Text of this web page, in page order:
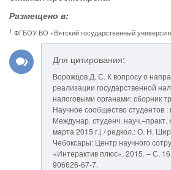
Размещено в:
1 ФГБОУ ВО «Вятский государственный
Для цитирования:
Ворожцов Д. С. К вопросу о
реализации государственной
налоговыми органами: сборник
Научное сообщество студентов
Междунар. студенч.
марта 2015 г.) / редкол.: О. Н.
Чебоксары: Центр научного
«Интерактив плюс», 2015. – С.
906626-67-7.